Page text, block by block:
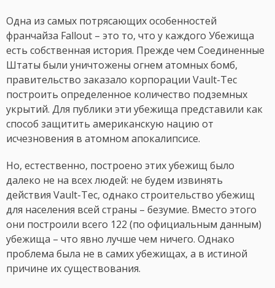
Одна из самых потрясающих особенностей
франчайза Fallout – это то, что у каждого Убежища
есть собственная история. Прежде чем Соединенные
Штаты были уничтожены огнем атомных бомб,
правительство заказало корпорации Vault-Tec
построить определенное количество подземных
укрытий. Для публики эти убежища представили как
способ защитить американскую нацию от
исчезновения в атомном апокалипсисе.
Но, естественно, построено этих убежищ было
далеко не на всех людей: не будем извинять
действия Vault-Tec, однако строительство убежищ
для населения всей страны – безумие. Вместо этого
они построили всего 122 (по официальным данным)
убежища – что явно лучше чем ничего. Однако
проблема была не в самих убежищах, а в истиной
причине их существования.